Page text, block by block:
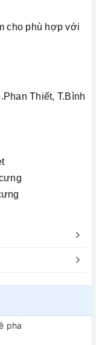
cho phù hợp với
Thiết, T.Bình
pha